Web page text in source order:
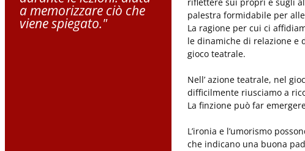
a memorizzare ciò che
viene spiegato."
palestra formidabile per
La ragione per cui ci
le dinamiche di relazione e
gioco teatrale.
Nell’ azione teatrale, nel
difficilmente riusciamo a
La finzione può far
L’ironia e l’umorismo
che indicano una buona